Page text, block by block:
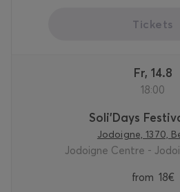
Tickets
Fr, 14.8
18:00
Soli'Days
Jodoigne, 1370,
Jodoigne Centre -
from 18€